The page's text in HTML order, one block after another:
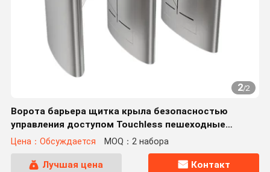
2/2
Ворота барьера щитка крыла безопасностью
управления доступом Touchless пешеходные
акриловые для Liberary
Цена：Обсуждается MOQ：2 набора
Лучшая цена Контакт